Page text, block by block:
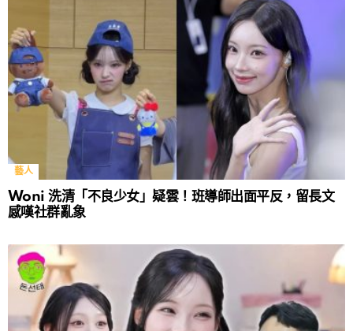
藝人
Woni 洗清「不良少女」疑雲！班導師出面平反，留長文
感嘆社群亂象